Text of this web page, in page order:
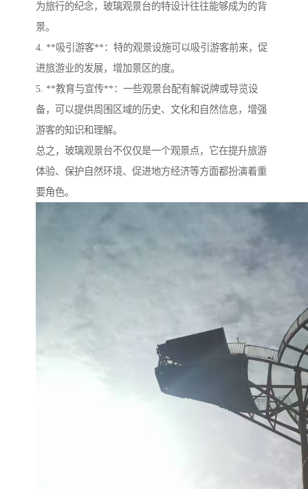
为旅行的纪念，玻璃观景台的特设计往往能够成为的背
景。
4. **吸引游客**：特的观景设施可以吸引游客前来，促
进旅游业的发展，增加景区的度。
5. **教育与宣传**：一些观景台配有解说牌或导览设
备，可以提供周围区域的历史、文化和自然信息，增强
游客的知识和理解。
总之，玻璃观景台不仅仅是一个观景点，它在提升旅游
体验、保护自然环境、促进地方经济等方面都扮演着重
要角色。